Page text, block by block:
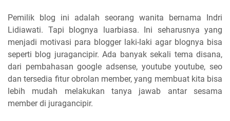
Pemilik blog ini adalah seorang wanita bernama Indri
Lidiawati. Tapi blognya luarbiasa. Ini seharusnya yang
menjadi motivasi para blogger laki-laki agar blognya bisa
seperti blog juragancipir. Ada banyak sekali tema disana,
dari pembahasan google adsense, youtube youtube, seo
dan tersedia fitur obrolan member, yang membuat kita bisa
lebih mudah melakukan tanya jawab antar sesama
member di juragancipir.